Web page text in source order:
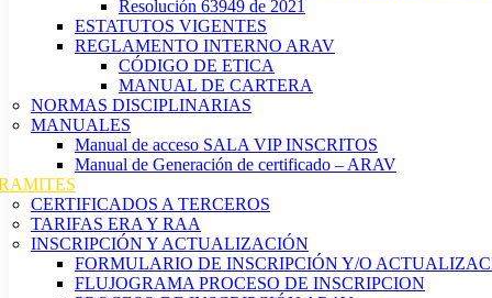
Resolución 63949 de 2021
ESTATUTOS VIGENTES
REGLAMENTO INTERNO ARAV
CÓDIGO DE ETICA
MANUAL DE CARTERA
NORMAS DISCIPLINARIAS
MANUALES
Manual de acceso SALA VIP INSCRITOS
Manual de Generación de certificado – ARAV
CERTIFICADOS A TERCEROS
TARIFAS ERA Y RAA
INSCRIPCIÓN Y ACTUALIZACIÓN
FORMULARIO DE INSCRIPCIÓN Y/O
FLUJOGRAMA PROCESO DE INSCRIPCION